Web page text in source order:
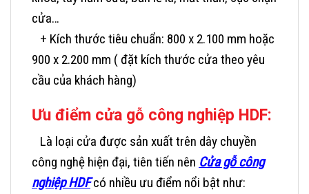
cửa…
+ Kích thước tiêu chuẩn: 800 x 2.100 mm hoặc
900 x 2.200 mm ( đặt kích thước cửa theo yêu
cầu của khách hàng)
Ưu điểm cửa gỗ công nghiệp HDF:
Là loại cửa được sản xuất trên dây chuyền
công nghệ hiện đại, tiên tiến nên Cửa gỗ công
nghiệp HDFcó nhiều ưu điểm nổi bật như: